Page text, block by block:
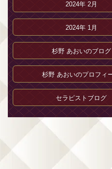
2024年 2月
2024年 1月
杉野 あおいのブログ
杉野 あおいのプロフィ
セラピストブログ